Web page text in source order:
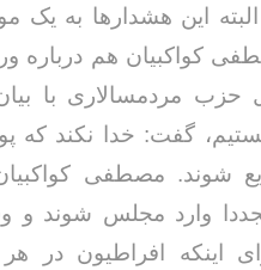
این هشدارها به یک
کواکبیان هم درباره
حزب مردمسالاری با
هستیم، گفت: خدا نکند که
شوند. مصطفی
وارد مجلس شوند
اینکه افراطیون در هر